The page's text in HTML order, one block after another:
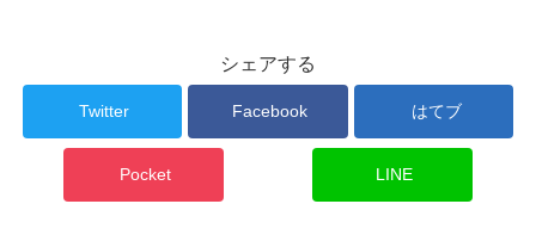
シェアする
Twitter Facebook はてブ
Pocket LINE